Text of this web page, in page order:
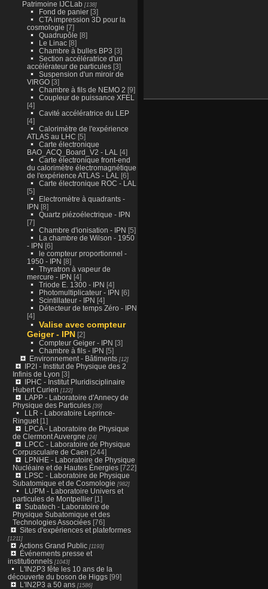
Patrimoine IJCLab[138]
Fond de panier[3]
CTA impression 3D pour la
cosmologie [7]
Quadrupôle [8]
Le Linac[8]
Chambre à bulles BP3 [3]
Section accélératrice d'un
accélérateur de particules[3]
Suspension d'un miroir de
VIRGO[3]
Chambre à fils de NEMO 2 [9]
Coupleur de puissance XFEL
[4]
Cavité accélératrice du LEP
[4]
Calorimètre de l'expérience
ATLAS au LHC [5]
Carte électronique
BAO_ACQ_Board_V2 - LAL
[4]
Carte électronique front-end
du calorimètre électromagnétique
de l'expérience ATLAS - LAL
[6]
Carte électronique ROC - LAL
[5]
Electromètre à quadrants -
IPN [8]
Quartz piézoélectrique - IPN
[7]
Chambre d'ionisation - IPN [5]
La chambre de Wilson - 1950
- IPN [6]
le compteur proportionnel -
1950 - IPN [8]
Thyratron à vapeur de
mercure - IPN [4]
Triode E. 1300 - IPN [4]
Photomultiplicateur - IPN [6]
Scintillateur - IPN [4]
Détecteur de temps Zéro - IPN
[4]
Valise avec compteur
Geiger - IPN [2]
Compteur Geiger - IPN [3]
Chambre à fils - IPN [5]
Environnement - Bâtiments[12]
IP2I - Institut de Physique des 2
Infinis de Lyon [3]
IPHC - Institut Pluridisciplinaire
Hubert Curien [122]
LAPP - Laboratoire d'Annecy de
Physique des Particules[39]
LLR - Laboratoire Leprince-
Ringuet[1]
LPCA - Laboratoire de Physique
de Clermont Auvergne [24]
LPCC - Laboratoire de Physique
Corpusculaire de Caen [244]
LPNHE - Laboratoire de Physique
Nucléaire et de Hautes Énergies[722]
LPSC - Laboratoire de Physique
Subatomique et de Cosmologie [982]
LUPM - Laboratoire Univers et
particules de Montpellier[1]
Subatech - Laboratoire de
Physique Subatomique et des
Technologies Associées[76]
Sites d'expériences et plateformes
[1211]
Actions Grand Public[1193]
Événements presse et
institutionnels[1043]
L'IN2P3 fête les 10 ans de la
découverte du boson de Higgs[99]
L'IN2P3 a 50 ans[1586]